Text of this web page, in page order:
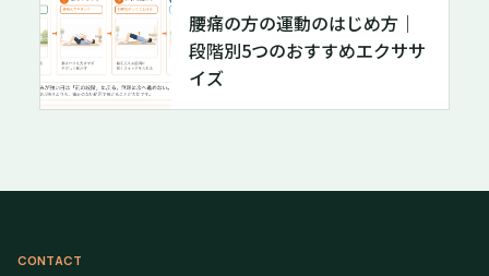
腰痛の方の運動のはじめ方｜
段階別5つのおすすめエクササ
イズ
CONTACT